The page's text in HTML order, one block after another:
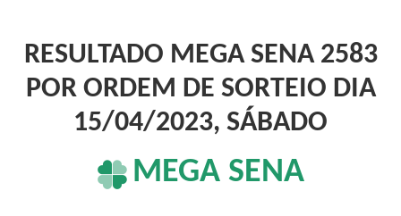
RESULTADO MEGA SENA 2583
POR ORDEM DE SORTEIO DIA
15/04/2023, SÁBADO
MEGA SENA